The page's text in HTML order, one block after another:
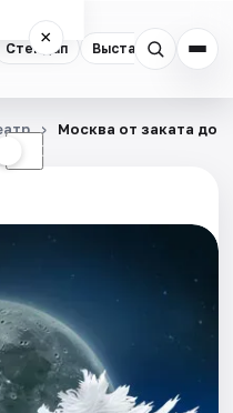
Стендап Выставки
×
☾
Москва от заката до